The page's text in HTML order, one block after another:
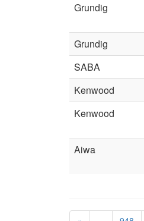
Grundig
Grundig
SABA
Kenwood
Kenwood
Aiwa